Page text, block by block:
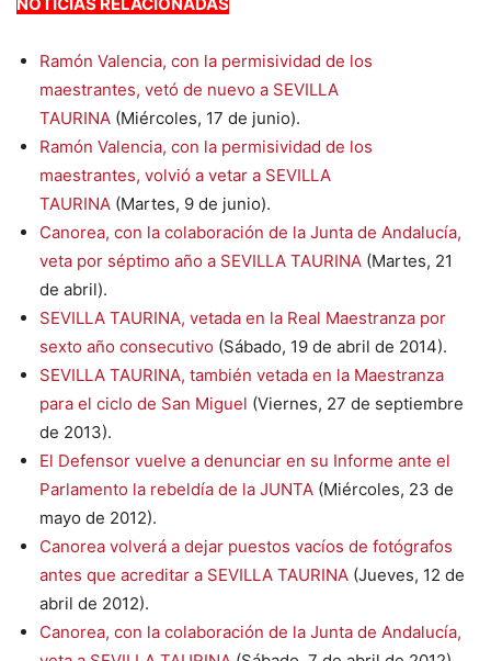
Ramón Valencia, con la permisividad de los
maestrantes, vetó de nuevo a SEVILLA
TAURINA (Miércoles, 17 de junio).
Ramón Valencia, con la permisividad de los
maestrantes, volvió a vetar a SEVILLA
TAURINA (Martes, 9 de junio).
Canorea, con la colaboración de la Junta de Andalucía,
veta por séptimo año a SEVILLA TAURINA (Martes, 21
de abril).
SEVILLA TAURINA, vetada en la Real Maestranza por
sexto año consecutivo (Sábado, 19 de abril de 2014).
SEVILLA TAURINA, también vetada en la Maestranza
para el ciclo de San Miguel (Viernes, 27 de septiembre
de 2013).
El Defensor vuelve a denunciar en su Informe ante el
Parlamento la rebeldía de la JUNTA (Miércoles, 23 de
mayo de 2012).
Canorea volverá a dejar puestos vacíos de fotógrafos
antes que acreditar a SEVILLA TAURINA (Jueves, 12 de
abril de 2012).
Canorea, con la colaboración de la Junta de Andalucía,